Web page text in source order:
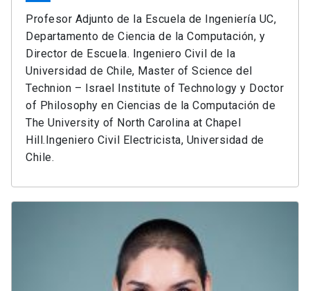
Profesor Adjunto de la Escuela de Ingeniería UC,
Departamento de Ciencia de la Computación, y
Director de Escuela. Ingeniero Civil de la
Universidad de Chile, Master of Science del
Technion – Israel Institute of Technology y Doctor
of Philosophy en Ciencias de la Computación de
The University of North Carolina at Chapel
Hill.Ingeniero Civil Electricista, Universidad de
Chile.